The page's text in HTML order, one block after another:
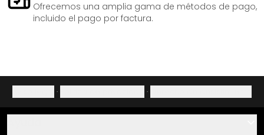
Ofrecemos una amplia gama de métodos de pago,
incluido el pago por factura.
· ·